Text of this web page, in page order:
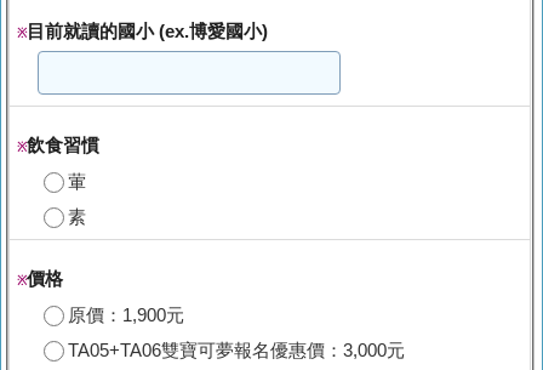
※目前就讀的國小 (ex.博愛國小)
※飲食習慣
葷
素
※價格
原價：1,900元
TA05+TA06雙寶可夢報名優惠價：3,000元